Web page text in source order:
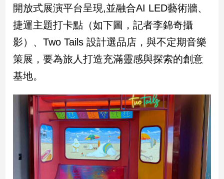
南
台
灣
觀
點
開放式展演平台呈現,並融合AI LED藝術牆、
捷運主題打卡點（如下圖，記者李錦奇攝
影）、Two Tails 設計選品店，與不定期音樂
策展，要為旅人打造充滿靈感與探索的創意
基地。